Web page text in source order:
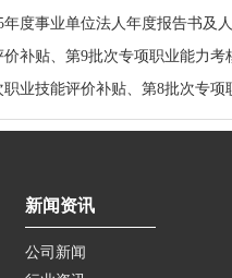
度事业单位法人年度报告书及
补贴、第9批次专项职业能力考
业技能评价补贴、第8批次专项
新闻资讯
公司新闻